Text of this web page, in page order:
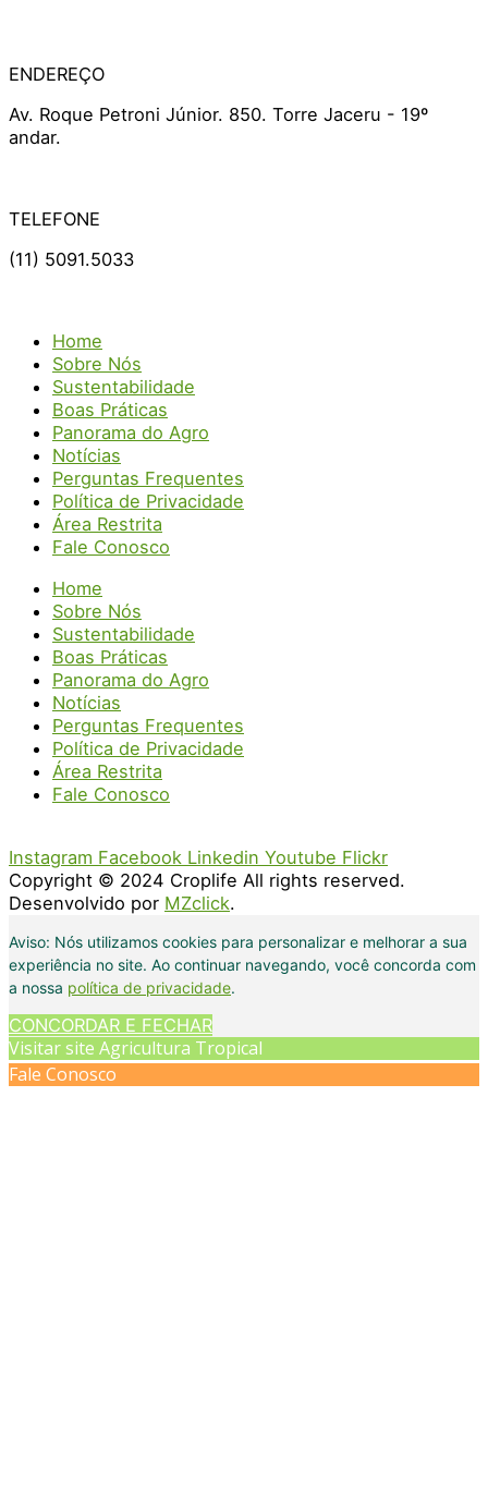
ENDEREÇO
Av. Roque Petroni Júnior. 850. Torre Jaceru - 19º
andar.
TELEFONE
(11) 5091.5033
Home
Sobre Nós
Sustentabilidade
Boas Práticas
Panorama do Agro
Notícias
Perguntas Frequentes
Política de Privacidade
Área Restrita
Fale Conosco
Home
Sobre Nós
Sustentabilidade
Boas Práticas
Panorama do Agro
Notícias
Perguntas Frequentes
Política de Privacidade
Área Restrita
Fale Conosco
Instagram Facebook Linkedin Youtube Flickr
Copyright © 2024 Croplife All rights reserved.
Desenvolvido por MZclick.
Aviso: Nós utilizamos cookies para personalizar e melhorar a sua
experiência no site. Ao continuar navegando, você concorda com
a nossa política de privacidade.
CONCORDAR E FECHAR
Visitar site Agricultura Tropical
Fale Conosco